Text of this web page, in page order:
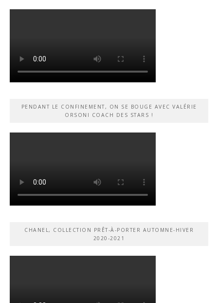
PENDANT LE CONFINEMENT, ON SE BOUGE AVEC VALÉRIE
ORSONI COACH DES STARS !
CHANEL, COLLECTION PRÊT-À-PORTER AUTOMNE-HIVER
2020-2021